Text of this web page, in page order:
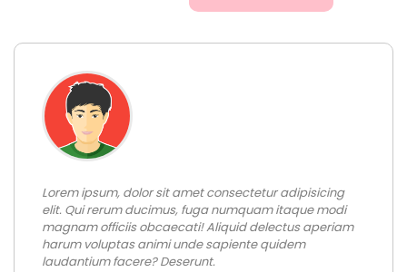
Lorem ipsum, dolor sit amet consectetur adipisicing
elit. Qui rerum ducimus, fuga numquam itaque modi
magnam officiis obcaecati! Aliquid delectus aperiam
harum voluptas animi unde sapiente quidem
laudantium facere? Deserunt.